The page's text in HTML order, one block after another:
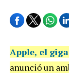
Apple, el
anunció un